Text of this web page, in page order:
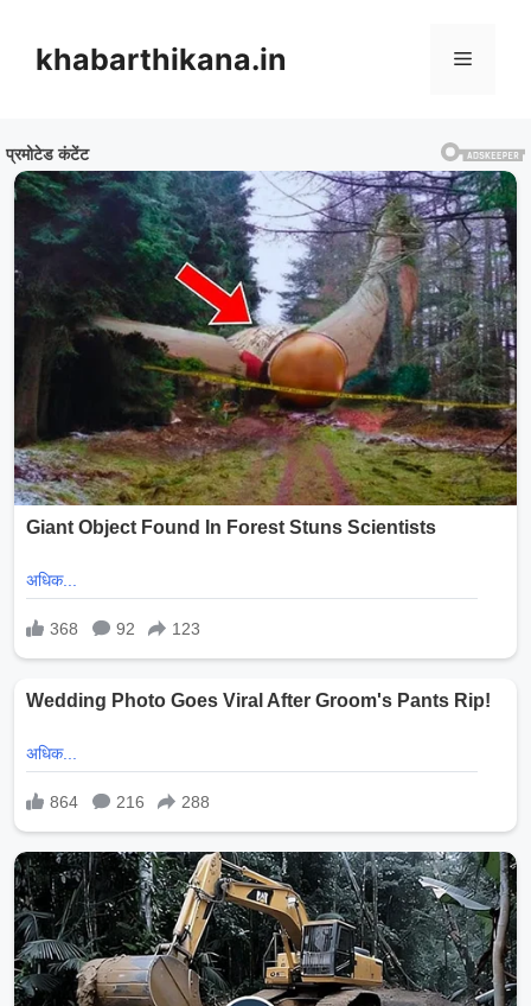
contentkhabarthikana.in Menu